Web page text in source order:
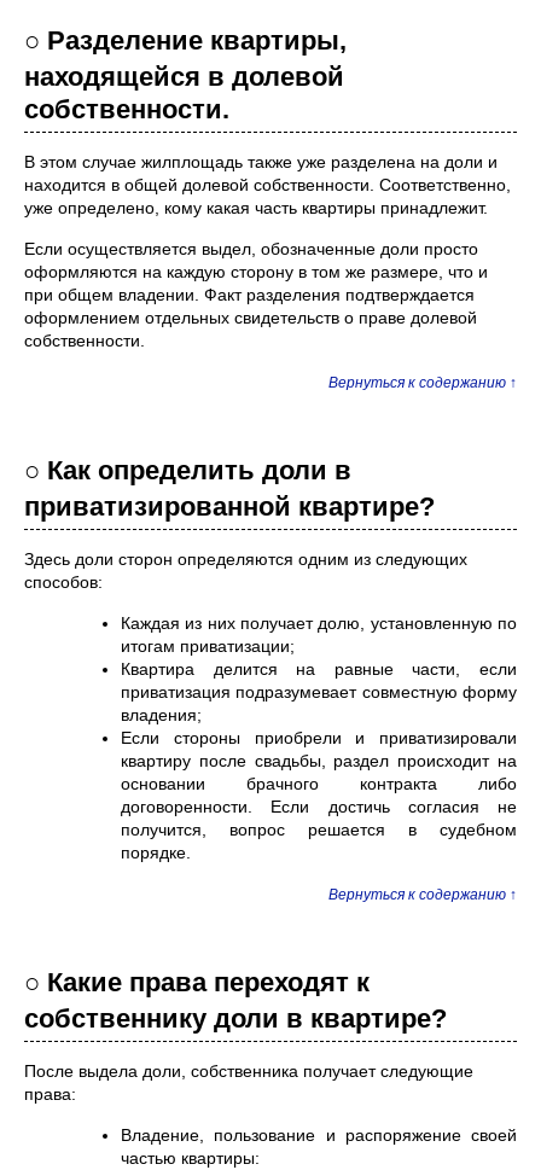
○ Разделение квартиры,
находящейся в долевой
собственности.
В этом случае жилплощадь также уже разделена на доли и
находится в общей долевой собственности. Соответственно,
уже определено, кому какая часть квартиры принадлежит.
Если осуществляется выдел, обозначенные доли просто
оформляются на каждую сторону в том же размере, что и
при общем владении. Факт разделения подтверждается
оформлением отдельных свидетельств о праве долевой
собственности.
Вернуться к содержанию ↑
○ Как определить доли в
приватизированной квартире?
Здесь доли сторон определяются одним из следующих
способов:
Каждая из них получает долю, установленную по
итогам приватизации;
Квартира делится на равные части, если
приватизация подразумевает совместную форму
владения;
Если стороны приобрели и приватизировали
квартиру после свадьбы, раздел происходит на
основании брачного контракта либо
договоренности. Если достичь согласия не
получится, вопрос решается в судебном
порядке.
Вернуться к содержанию ↑
○ Какие права переходят к
собственнику доли в квартире?
После выдела доли, собственника получает следующие
права:
Владение, пользование и распоряжение своей
частью квартиры: